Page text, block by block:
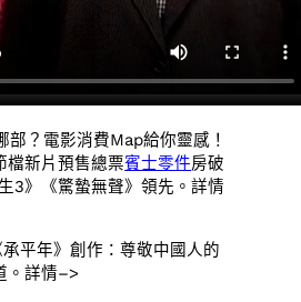
？電影消費Map給你靈感！
新片預售總票賓士零件房破
3》《驚蟄無聲》領先。詳情
平年》創作：尊敬中國人的
。詳情–>